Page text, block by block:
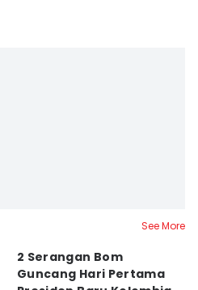
See More
2 Serangan Bom
Guncang Hari Pertama